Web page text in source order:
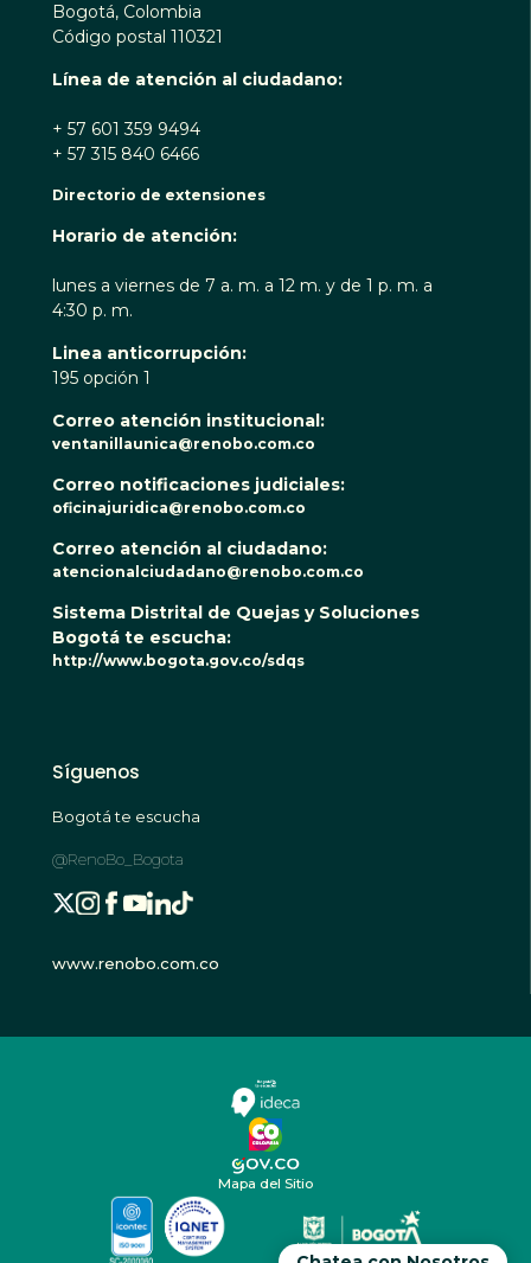
Bogotá, Colombia
Código postal 110321
Línea de atención al ciudadano:
+ 57 601 359 9494
+ 57 315 840 6466
Directorio de extensiones
Horario de atención:
lunes a viernes de 7 a. m. a 12 m. y de 1 p. m. a
4:30 p. m.
Linea anticorrupción:
195 opción 1
Correo atención institucional:
ventanillaunica@renobo.com.co
Correo notificaciones judiciales:
oficinajuridica@renobo.com.co
Correo atención al ciudadano:
atencionalciudadano@renobo.com.co
Sistema Distrital de Quejas y Soluciones
Bogotá te escucha:
http://www.bogota.gov.co/sdqs
Síguenos
Bogotá te escucha
@RenoBo_Bogota
www.renobo.com.co
Mapa del Sitio